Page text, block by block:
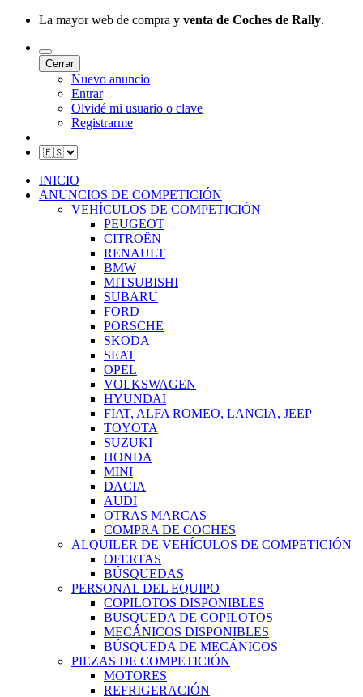
La mayor web de compra y venta de Coches de Rally.
Cerrar
Nuevo anuncio
Entrar
Olvidé mi usuario o clave
Registrarme
INICIO
ANUNCIOS DE COMPETICIÓN
VEHÍCULOS DE COMPETICIÓN
PEUGEOT
CITROËN
RENAULT
BMW
MITSUBISHI
SUBARU
FORD
PORSCHE
SKODA
SEAT
OPEL
VOLKSWAGEN
HYUNDAI
FIAT, ALFA ROMEO, LANCIA, JEEP
TOYOTA
SUZUKI
HONDA
MINI
DACIA
AUDI
OTRAS MARCAS
COMPRA DE COCHES
ALQUILER DE VEHÍCULOS DE COMPETICIÓN
OFERTAS
BÚSQUEDAS
PERSONAL DEL EQUIPO
COPILOTOS DISPONIBLES
BUSQUEDA DE COPILOTOS
MECÁNICOS DISPONIBLES
BÚSQUEDA DE MECÁNICOS
PIEZAS DE COMPETICIÓN
MOTORES
REFRIGERACIÓN